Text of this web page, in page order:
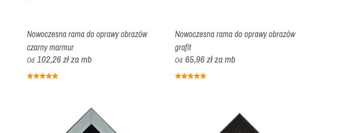
Nowoczesna rama do oprawy obrazów
czarny marmur
Od 102,26 zł za mb
Nowoczesna rama do oprawy obrazów
grafit
Od 65,96 zł za mb